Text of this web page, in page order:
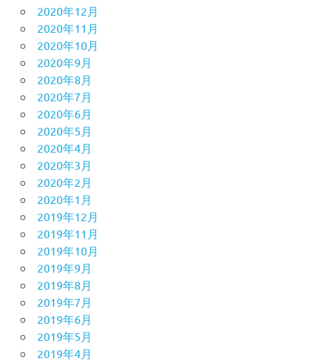
2020年12月
2020年11月
2020年10月
2020年9月
2020年8月
2020年7月
2020年6月
2020年5月
2020年4月
2020年3月
2020年2月
2020年1月
2019年12月
2019年11月
2019年10月
2019年9月
2019年8月
2019年7月
2019年6月
2019年5月
2019年4月